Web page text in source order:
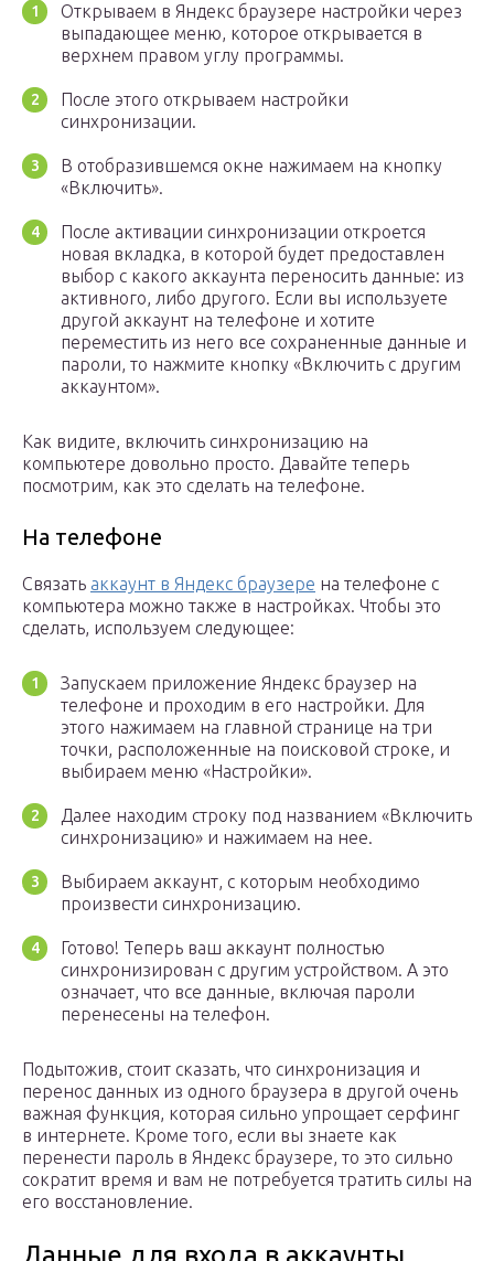
Открываем в Яндекс браузере настройки через
выпадающее меню, которое открывается в
верхнем правом углу программы.
После этого открываем настройки
синхронизации.
В отобразившемся окне нажимаем на кнопку
«Включить».
После активации синхронизации откроется
новая вкладка, в которой будет предоставлен
выбор с какого аккаунта переносить данные: из
активного, либо другого. Если вы используете
другой аккаунт на телефоне и хотите
переместить из него все сохраненные данные и
пароли, то нажмите кнопку «Включить с другим
аккаунтом».
Как видите, включить синхронизацию на
компьютере довольно просто. Давайте теперь
посмотрим, как это сделать на телефоне.
На телефоне
Связать аккаунт в Яндекс браузере на телефоне с
компьютера можно также в настройках. Чтобы это
сделать, используем следующее:
Запускаем приложение Яндекс браузер на
телефоне и проходим в его настройки. Для
этого нажимаем на главной странице на три
точки, расположенные на поисковой строке, и
выбираем меню «Настройки».
Далее находим строку под названием «Включить
синхронизацию» и нажимаем на нее.
Выбираем аккаунт, с которым необходимо
произвести синхронизацию.
Готово! Теперь ваш аккаунт полностью
синхронизирован с другим устройством. А это
означает, что все данные, включая пароли
перенесены на телефон.
Подытожив, стоит сказать, что синхронизация и
перенос данных из одного браузера в другой очень
важная функция, которая сильно упрощает серфинг
в интернете. Кроме того, если вы знаете как
перенести пароль в Яндекс браузере, то это сильно
сократит время и вам не потребуется тратить силы на
его восстановление.